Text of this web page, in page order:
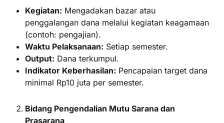
Kegiatan: Mengadakan bazar atau
penggalangan dana melalui kegiatan keagamaan
(contoh: pengajian).
Waktu Pelaksanaan: Setiap semester.
Output: Dana terkumpul.
Indikator Keberhasilan: Pencapaian target dana
minimal Rp10 juta per semester.
Bidang Pengendalian Mutu Sarana dan
Prasarana